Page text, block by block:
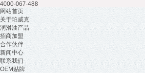
4000-067-488
网站首页
关于珀威克
润滑油产品
招商加盟
合作伙伴
新闻中心
联系我们
OEM贴牌